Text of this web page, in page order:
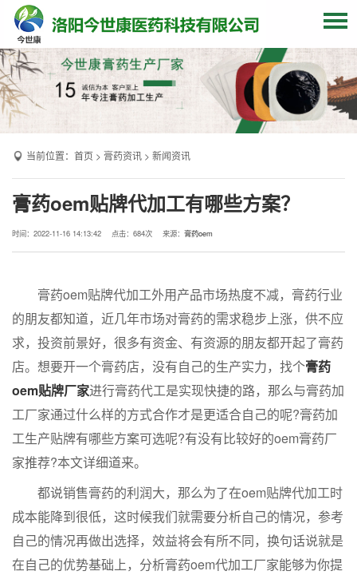
网站首页
关于我们
贴牌加工
膏药资讯
联系我们
当前位置： 首页 > 膏药资讯 > 新闻资讯
膏药oem贴牌代加工有哪些方案？
时间：2022-11-16 14:13:42 点击： 684次 来源： 膏药oem
膏药oem贴牌代加工外用产品市场热度不减，膏药行业
的朋友都知道，近几年市场对膏药的需求稳步上涨，供不应
求，投资前景好，很多有资金、有资源的朋友都开起了膏药
店。想要开一个膏药店，没有自己的生产实力，找个膏药
oem贴牌厂家进行膏药代工是实现快捷的路，那么与膏药加
工厂家通过什么样的方式合作才是更适合自己的呢?膏药加
工生产贴牌有哪些方案可选呢?有没有比较好的oem膏药厂
家推荐?本文详细道来。
都说销售膏药的利润大，那么为了在oem贴牌代加工时
成本能降到很低，这时候我们就需要分析自己的情况，参考
自己的情况再做出选择，效益将会有所不同，换句话说就是
在自己的优势基础上，分析膏药oem代加工厂家能够为你提